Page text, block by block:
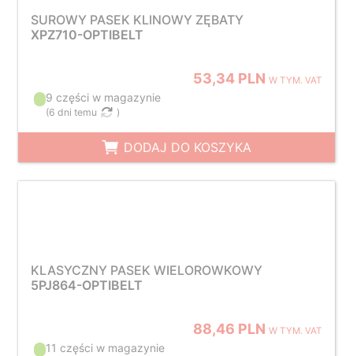
SUROWY PASEK KLINOWY ZĘBATY
XPZ710-OPTIBELT
53,34 PLNW TYM. VAT
9 części w magazynie
(6 dni temu )
DODAJ DO KOSZYKA
KLASYCZNY PASEK WIELOROWKOWY
5PJ864-OPTIBELT
88,46 PLNW TYM. VAT
11 części w magazynie